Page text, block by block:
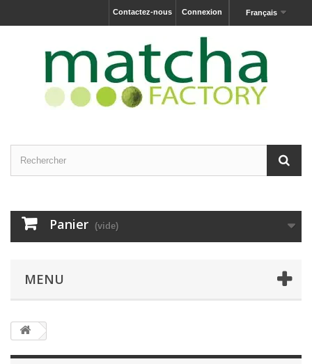
Français
Connexion
Contactez-nous
Panier (vide)
MENU